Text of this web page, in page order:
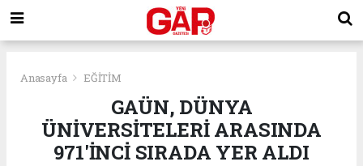
Anasayfa EĞİTİM
GAÜN, DÜNYA
ÜNİVERSİTELERİ ARASINDA
971'İNCİ SIRADA YER ALDI